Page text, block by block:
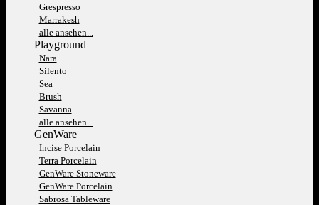
Grespresso
Marrakesh
alle ansehen...
Playground
Nara
Silento
Sea
Brush
Savanna
alle ansehen...
GenWare
Incise Porcelain
Terra Porcelain
GenWare Stoneware
GenWare Porcelain
Sabrosa Tableware